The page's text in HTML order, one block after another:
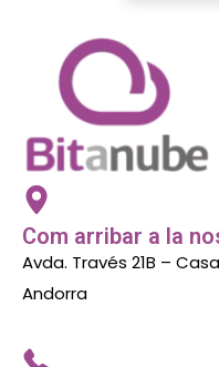
Com arribar a la
Avda. Través 21B –
Andorra